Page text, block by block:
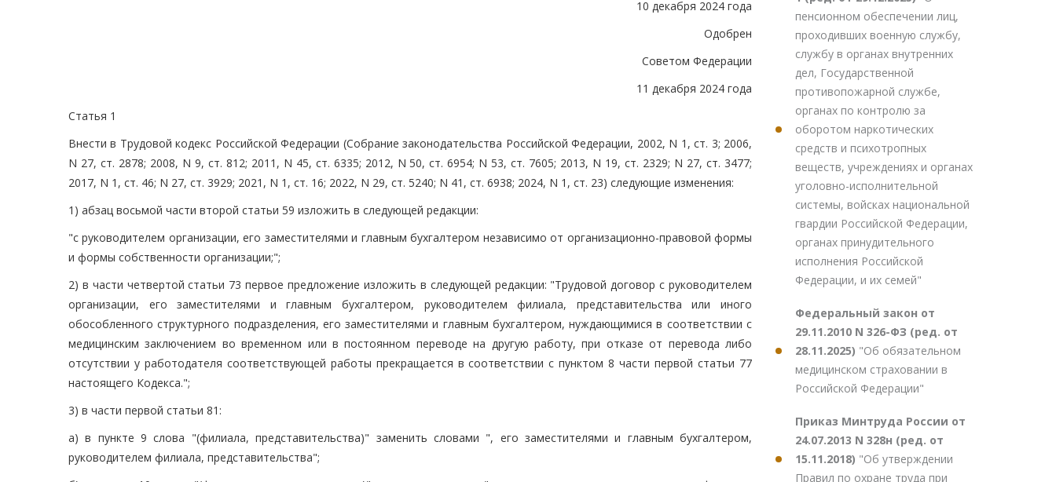
10 декабря 2024 года
Одобрен
Советом Федерации
11 декабря 2024 года
Статья 1
Внести в Трудовой кодекс Российской Федерации (Собрание законодательства Российской Федерации, 2002, N 1, ст. 3; 2006,
N 27, ст. 2878; 2008, N 9, ст. 812; 2011, N 45, ст. 6335; 2012, N 50, ст. 6954; N 53, ст. 7605; 2013, N 19, ст. 2329; N 27, ст. 3477;
2017, N 1, ст. 46; N 27, ст. 3929; 2021, N 1, ст. 16; 2022, N 29, ст. 5240; N 41, ст. 6938; 2024, N 1, ст. 23) следующие изменения:
1) абзац восьмой части второй статьи 59 изложить в следующей редакции:
"с руководителем организации, его заместителями и главным бухгалтером независимо от организационно-правовой формы
и формы собственности организации;";
2) в части четвертой статьи 73 первое предложение изложить в следующей редакции: "Трудовой договор с руководителем
организации, его заместителями и главным бухгалтером, руководителем филиала, представительства или иного
обособленного структурного подразделения, его заместителями и главным бухгалтером, нуждающимися в соответствии с
медицинским заключением во временном или в постоянном переводе на другую работу, при отказе от перевода либо
отсутствии у работодателя соответствующей работы прекращается в соответствии с пунктом 8 части первой статьи 77
настоящего Кодекса.";
3) в части первой статьи 81:
а) в пункте 9 слова "(филиала, представительства)" заменить словами ", его заместителями и главным бухгалтером,
руководителем филиала, представительства";
пенсионном обеспечении лиц,
проходивших военную службу,
службу в органах внутренних
дел, Государственной
противопожарной службе,
органах по контролю за
оборотом наркотических
средств и психотропных
веществ, учреждениях и органах
уголовно-исполнительной
системы, войсках национальной
гвардии Российской Федерации,
органах принудительного
исполнения Российской
Федерации, и их семей"
Федеральный закон от
29.11.2010 N 326-ФЗ (ред. от
28.11.2025) "Об обязательном
медицинском страховании в
Российской Федерации"
Приказ Минтруда России от
24.07.2013 N 328н (ред. от
15.11.2018) "Об утверждении
Правил по охране труда при